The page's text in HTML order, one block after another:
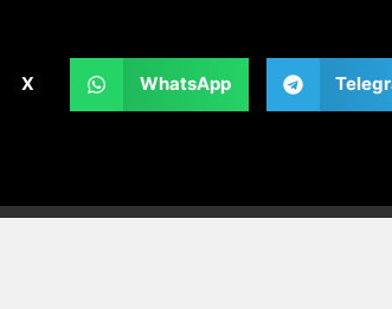
X WhatsApp